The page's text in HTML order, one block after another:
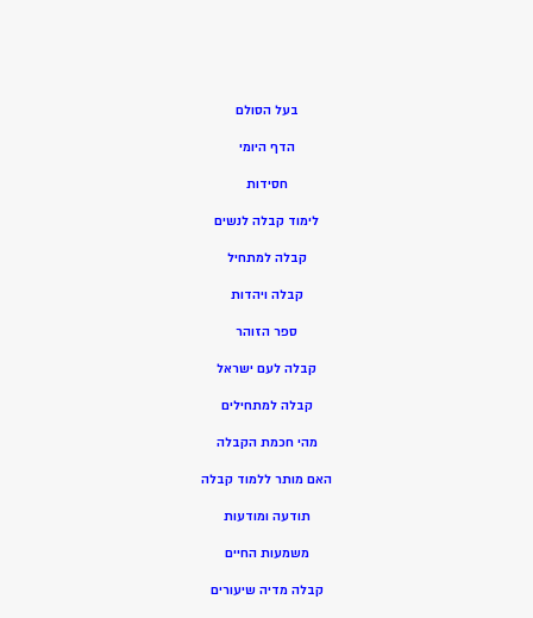
בעל הסולם
הדף היומי
חסידות
לימוד קבלה לנשים
קבלה למתחיל
קבלה ויהדות
ספר הזוהר
קבלה לעם ישראל
קבלה למתחילים
מהי חכמת הקבלה
האם מותר ללמוד קבלה
תודעה ומודעות
משמעות החיים
קבלה מדיה שיעורים